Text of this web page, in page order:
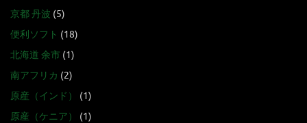
京都 丹波 (5)
便利ソフト (18)
北海道 余市 (1)
南アフリカ (2)
原産（インド）
(1)
原産（ケニア）
(1)